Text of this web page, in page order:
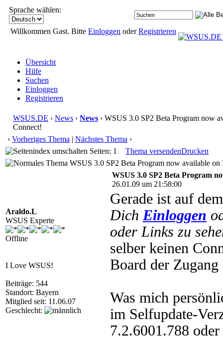
Sprache wählen:
Willkommen Gast. Bitte Einloggen oderRegistrieren
Übersicht
Hilfe
Suchen
Einloggen
Registrieren
WSUS.DE › News › News › WSUS 3.0 SP2 Beta Program now
Connect!
‹ Vorheriges Thema | Nächstes Thema ›
Seiten: 1
Thema versendenDrucken
WSUS 3.0 SP2 Beta Program now available
Araldo.L
WSUS Experte
Offline
I Love WSUS!
Beiträge: 544
Standort: Bayern
Mitglied seit: 11.06.07
Geschlecht:
WSUS 3.0 SP2 Beta Program
26.01.09 um 21:58:00
Gerade ist auf
Dich Einloggen
oder Links zu
selber keinen
Board der Zugang
Was mich
im Selfupdate-
7.2.6001.788